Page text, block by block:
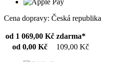
Cena dopravy: Česká republika
od 1 069,00 Kč zdarma*
od 0,00 Kč
109,00 Kč